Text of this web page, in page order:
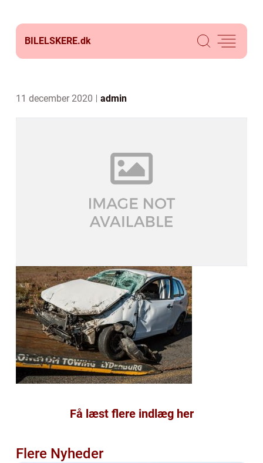
BILELSKERE.dk
11 december 2020 admin
Få læst flere indlæg her
Flere Nyheder